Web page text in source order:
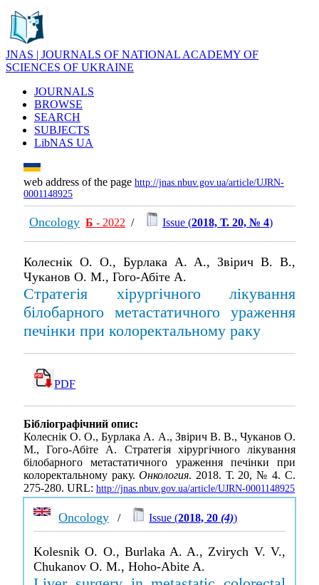
JNAS | JOURNALS OF NATIONAL ACADEMY OF
SCIENCES OF UKRAINE
JOURNALS
BROWSE
SEARCH
SUBJECTS
LibNAS UA
web address of the page http://jnas.nbuv.gov.ua/article/UJRN-
0001148925
Oncology Б - 2022 / Issue (2018, Т. 20, № 4)
Колеснік О. О., Бурлака А. А., Звірич В. В.,
Чуканов О. М., Гого-Абіте А.
Стратегія хірургічного лікування
білобарного метастатичного ураження
печінки при колоректальному раку
PDF
Бібліографічний опис:
Колеснік О. О., Бурлака А. А., Звірич В. В., Чуканов О.
М., Гого-Абіте А. Стратегія хірургічного лікування
білобарного метастатичного ураження печінки при
колоректальному раку.Онкология. 2018. Т. 20, № 4. С.
275-280. URL: http://jnas.nbuv.gov.ua/article/UJRN-0001148925
Oncology / Issue (2018, 20(4))
Kolesnik O. O., Burlaka A. A., Zvirych V. V.,
Chukanov O. M., Hoho-Abite A.